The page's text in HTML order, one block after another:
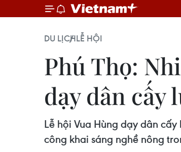
DU LỊCHLỄ HỘI
Phú Thọ:
dạy dân cấy
Lễ hội Vua Hùng dạy dân
công khai sáng nghề nông